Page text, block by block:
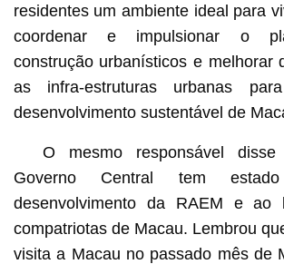
residentes um ambiente ideal para
coordenar e impulsionar o
construção urbanísticos e melhorar
as infra-estruturas urbanas
desenvolvimento sustentável de
O mesmo responsável
Governo Central tem
desenvolvimento da RAEM e ao
compatriotas de Macau. Lembrou
visita a Macau no passado mês de